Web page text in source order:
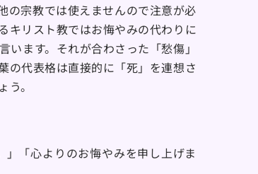
の宗教では使えませんので注意が必
キリスト教ではお悔やみの代わりに
ます。それが合わさった「愁傷」
の代表格は直接的に「死」を連想さ
。
「心よりのお悔やみを申し上げま